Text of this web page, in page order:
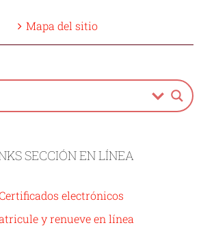
Mapa del sitio
SECCIÓN EN LÍNEA
electrónicos
y renueve en línea